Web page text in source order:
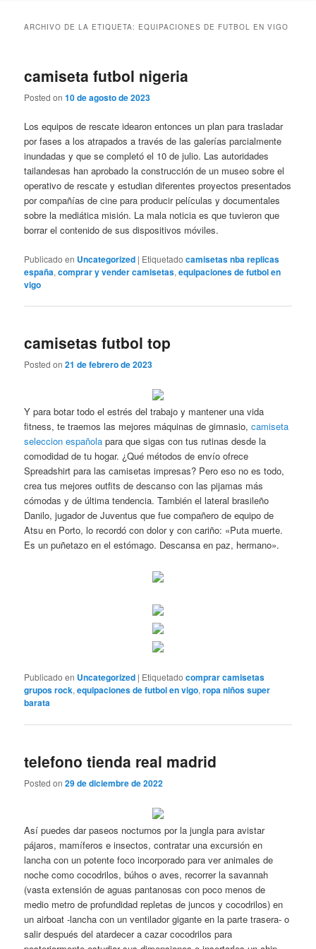
ARCHIVO DE LA ETIQUETA: EQUIPACIONES DE FUTBOL EN VIGO
camiseta futbol nigeria
Posted on10 de agosto de 2023
Los equipos de rescate idearon entonces un plan para trasladar
por fases a los atrapados a través de las galerías parcialmente
inundadas y que se completó el 10 de julio. Las autoridades
tailandesas han aprobado la construcción de un museo sobre el
operativo de rescate y estudian diferentes proyectos presentados
por compañías de cine para producir películas y documentales
sobre la mediática misión. La mala noticia es que tuvieron que
borrar el contenido de sus dispositivos móviles.
Publicado en Uncategorized | Etiquetado camisetas nba replicas
españa,comprar y vender camisetas,equipaciones de futbol en
vigo
camisetas futbol top
Posted on21 de febrero de 2023
Y para botar todo el estrés del trabajo y mantener una vida
fitness, te traemos las mejores máquinas de gimnasio,camiseta
seleccion española para que sigas con tus rutinas desde la
comodidad de tu hogar. ¿Qué métodos de envío ofrece
Spreadshirt para las camisetas impresas? Pero eso no es todo,
crea tus mejores outfits de descanso con las pijamas más
cómodas y de última tendencia. También el lateral brasileño
Danilo, jugador de Juventus que fue compañero de equipo de
Atsu en Porto, lo recordó con dolor y con cariño: «Puta muerte.
Es un puñetazo en el estómago. Descansa en paz, hermano».
Publicado en Uncategorized | Etiquetado comprar camisetas
grupos rock,equipaciones de futbol en vigo,ropa niños super
barata
telefono tienda real madrid
Posted on29 de diciembre de 2022
Así puedes dar paseos nocturnos por la jungla para avistar
pájaros, mamíferos e insectos, contratar una excursión en
lancha con un potente foco incorporado para ver animales de
noche como cocodrilos, búhos o aves, recorrer la savannah
(vasta extensión de aguas pantanosas con poco menos de
medio metro de profundidad repletas de juncos y cocodrilos) en
un airboat -lancha con un ventilador gigante en la parte trasera- o
salir después del atardecer a cazar cocodrilos para